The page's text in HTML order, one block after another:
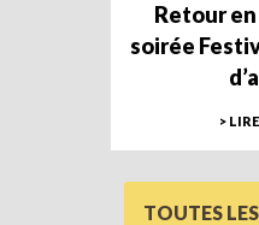
Retour
soirée
>
TOUTES